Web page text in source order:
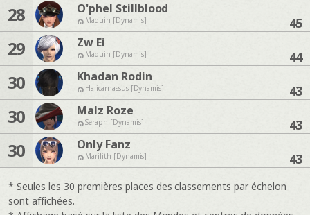
28 O'phel Stillblood
Maduin [Dynamis] 45
29 Zw Ei
Maduin [Dynamis] 44
30 Khadan Rodin
Halicarnassus [Dynamis] 43
30 Malz Roze
Seraph [Dynamis] 43
30 Only Fanz
Marilith [Dynamis] 43
* Seules les 30 premières places des classements par échelon
sont affichées.